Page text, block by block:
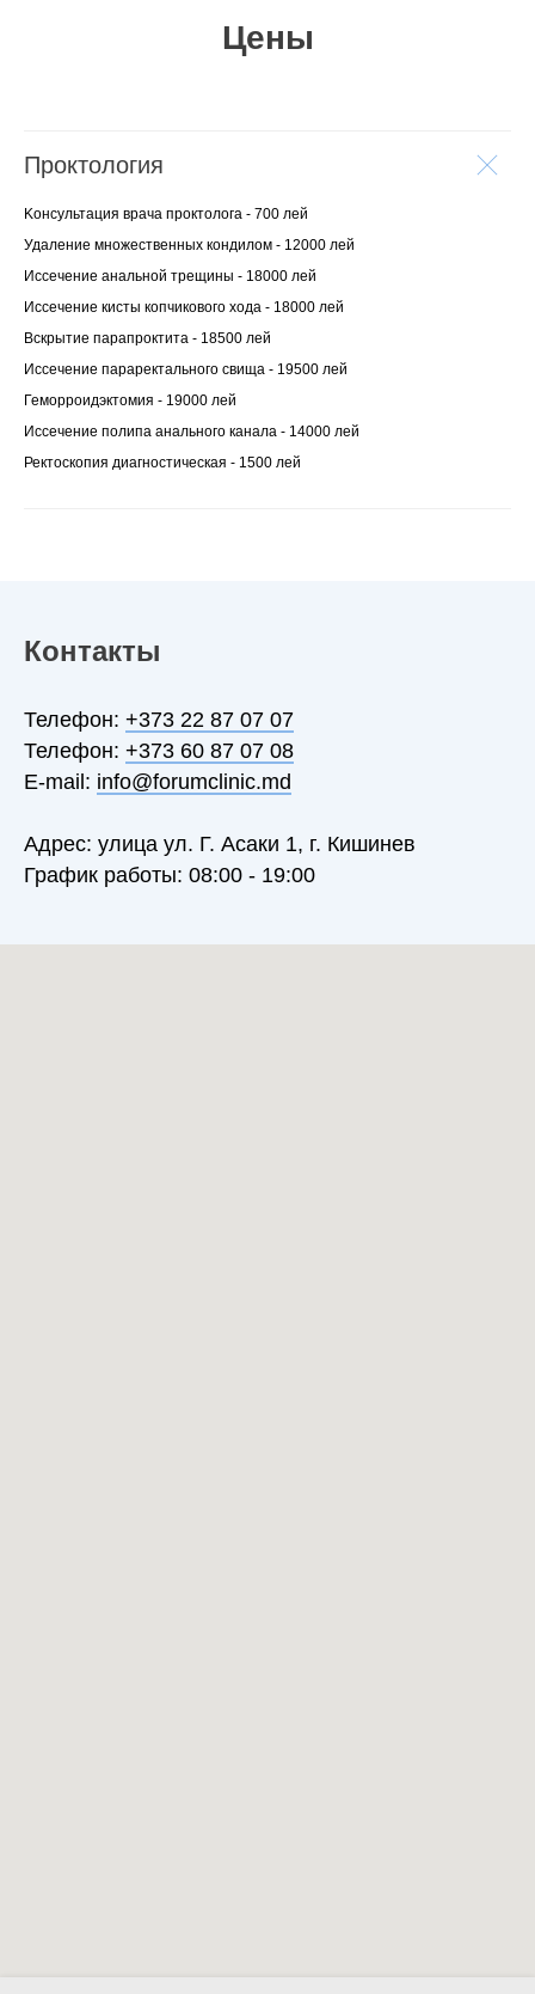
Цены
Проктология
Kонсультация врача проктолога - 700 лей
Удаление множественных кондилом - 12000 лей
Иссечение анальной трещины - 18000 лей
Иссечение кисты копчикового хода - 18000 лей
Вскрытие парапроктита - 18500 лей
Иссечение параректального свища - 19500 лей
Геморроидэктомия - 19000 лей
Иссечение полипа анального канала - 14000 лей
Ректоскопия диагностическая - 1500 лей
Контакты
Телефон: +373 22 87 07 07
Телефон: +373 60 87 07 08
E-mail: info@forumclinic.md
Адрес: улица ул. Г. Асаки 1, г. Кишинев
График работы: 08:00 - 19:00